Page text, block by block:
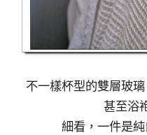
不一樣杯型的雙層玻
甚至浴
細看，一件是